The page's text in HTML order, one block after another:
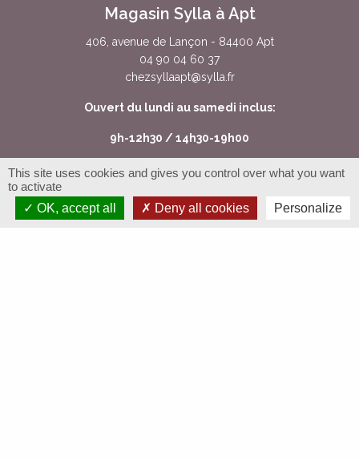
Magasin Sylla à Apt
406, avenue de Lançon - 84400 Apt
04 90 04 60 37
chezsyllaapt@sylla.fr
Ouvert du lundi au samedi inclus:
9h-12h30 / 14h30-19h00
Magasin Sylla à Cavaillon
La Halle des Producteurs (boutique partenaire)
This site uses cookies and gives you control over what you want
to activate
OK, accept all
Deny all cookies Personalize